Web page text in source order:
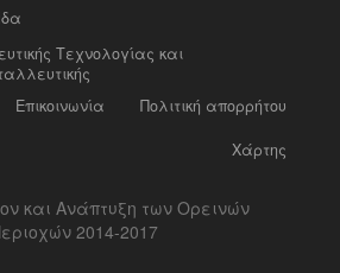
Tεχνολογίας και
Πολιτική απορρήτου
Επικοινωνία
Χάρτης
και Ανάπτυξη των Ορεινών
2014-2017